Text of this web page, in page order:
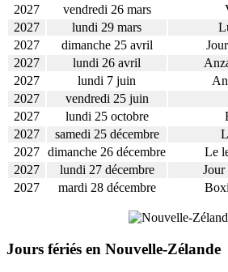
2027
vendredi 26 mars
2027
lundi 29 mars
2027
dimanche 25 avril
2027
lundi 26 avril
2027
lundi 7 juin
2027
vendredi 25 juin
2027
lundi 25 octobre
2027
samedi 25 décembre
2027 dimanche 26 décembre
Le
2027
lundi 27 décembre
Jour
2027
mardi 28 décembre
Jours fériés en Nouvelle-Zélande